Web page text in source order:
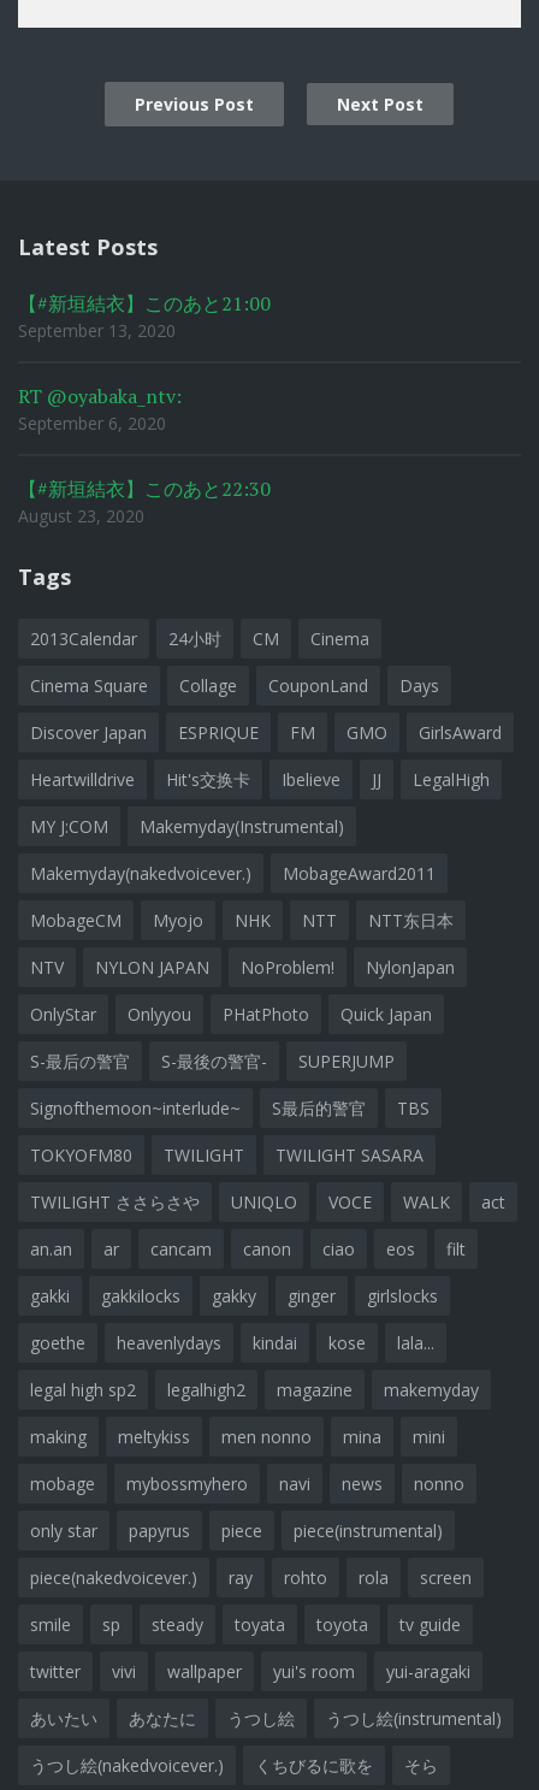
Previous Post Next Post
Latest Posts
【#新垣結衣】このあと21:00
September 13, 2020
RT @oyabaka_ntv:
September 6, 2020
【#新垣結衣】このあと22:30
August 23, 2020
Tags
2013Calendar 24小时 CM Cinema
Cinema Square Collage CouponLand Days
Discover Japan ESPRIQUE FM GMO GirlsAward
Heartwilldrive Hit's交换卡 Ibelieve JJ LegalHigh
MY J:COM Makemyday(Instrumental)
Makemyday(nakedvoicever.) MobageAward2011
MobageCM Myojo NHK NTT NTT东日本
NTV NYLON JAPAN NoProblem! NylonJapan
OnlyStar Onlyyou PHatPhoto Quick Japan
S-最后の警官 S-最後の警官- SUPERJUMP
Signofthemoon~interlude~ S最后的警官 TBS
TOKYOFM80 TWILIGHT TWILIGHT SASARA
TWILIGHT ささらさや UNIQLO VOCE WALK act
an.an ar cancam canon ciao eos filt
gakki gakkilocks gakky ginger girlslocks
goethe heavenlydays kindai kose lala...
legal high sp2 legalhigh2 magazine makemyday
making meltykiss men nonno mina mini
mobage mybossmyhero navi news nonno
only star papyrus piece piece(instrumental)
piece(nakedvoicever.) ray rohto rola screen
smile sp steady toyata toyota tv guide
twitter vivi wallpaper yui's room yui-aragaki
あいたい あなたに うつし絵 うつし絵(instrumental)
うつし絵(nakedvoicever.) くちびるに歌を そら